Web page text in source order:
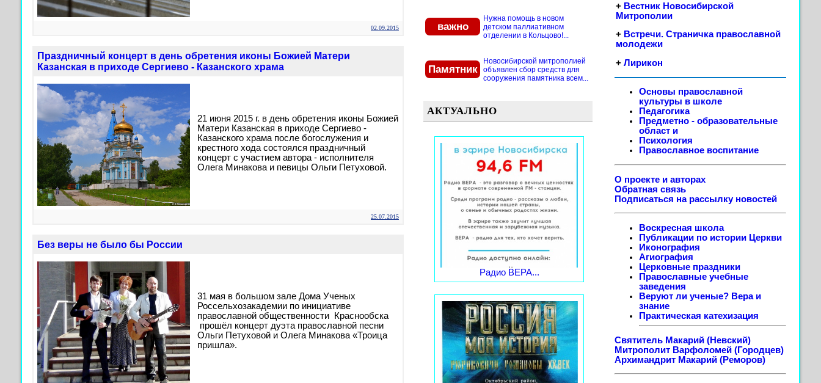
02.09.2015
Праздничный концерт в день обретения иконы Божией Матери
Казанская в приходе Сергиево - Казанского храма
21 июня 2015 г. в день обретения иконы Божией
Матери Казанская в приходе Сергиево -
Казанского храма после богослужения и
крестного хода состоялся праздничный
концерт с участием автора - исполнителя
Олега Минакова и певицы Ольги Петуховой.
25.07.2015
Без веры не было бы России
31 мая в большом зале Дома Ученых
Россельхозакадемии по инициативе
православной общественности Краснообска
прошёл концерт дуэта православной песни
Ольги Петуховой и Олега Минакова «Троица
пришла».
важно
Нужна помощь в новом
детском паллиативном
отделении в Кольцово!...
Памятник
Новосибирской митрополией
объявлен сбор средств для
сооружения памятника всем...
АКТУАЛЬНО
Радио ВЕРА...
+ Вестник Новосибирской
Митрополии
+ Встречи. Страничка православной
молодежи
+ Лирикон
Основы православной
культуры в школе
Педагогика
Предметно - образовательные
област и
Психология
Православное воспитание
О проекте и авторах
Обратная связь
Подписаться на рассылку новостей
Воскресная школа
Публикации по истории Церкви
Иконография
Агиография
Церковные праздники
Православные учебные
заведения
Веруют ли ученые? Вера и
знание
Практическая катехизация
Святитель Макарий (Невский)
Митрополит Варфоломей (Городцев)
Архимандрит Макарий (Реморов)